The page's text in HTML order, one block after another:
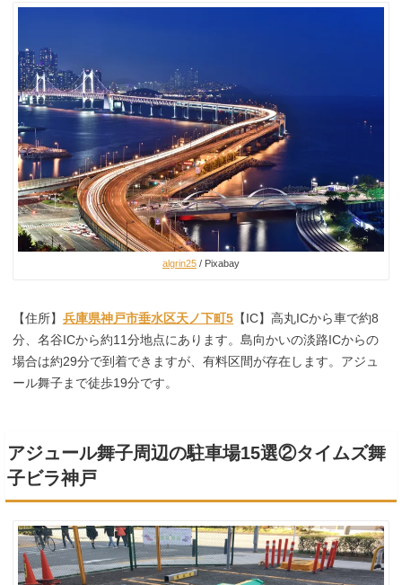
algrin25 / Pixabay
【住所】 兵庫県神戸市垂水区天ノ下町5 【IC】高丸ICから車で約8
分、名谷ICから約11分地点にあります。島向かいの淡路ICからの
場合は約29分で到着できますが、有料区間が存在します。アジュ
ール舞子まで徒歩19分です。
アジュール舞子周辺の駐車場15選②タイムズ舞
子ビラ神戸